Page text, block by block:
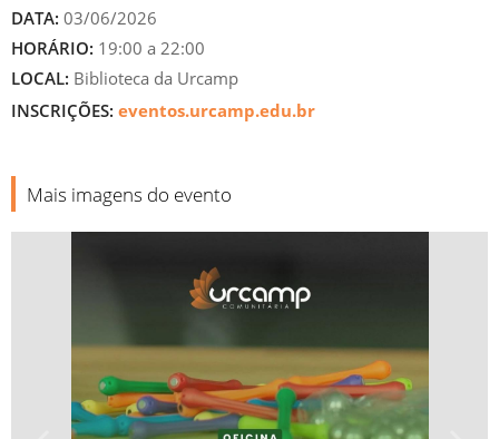
DATA: 03/06/2026
HORÁRIO: 19:00 a 22:00
LOCAL: Biblioteca da Urcamp
INSCRIÇÕES: eventos.urcamp.edu.br
Mais imagens do evento